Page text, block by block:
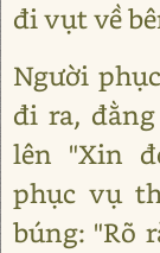
đi vụt về
Người
đi ra,
lên "Xin
phục vụ
búng: "Rõ